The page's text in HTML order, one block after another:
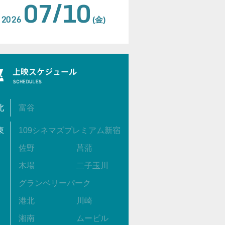
2026 07/10 (金)
富谷
109シネマズプレミアム新宿
佐野 菖蒲
木場 二子玉川
グランベリーパーク
港北 川崎
湘南 ムービル